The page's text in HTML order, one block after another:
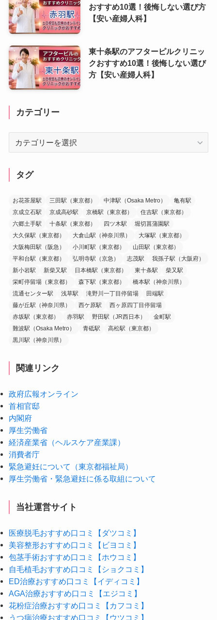
おすすめ10選！後悔しない選び方
【安い産婦人科】
東十条駅のアフターピルクリニッ
クおすすめ10選！後悔しない選び
方【安い産婦人科】
カテゴリー
タグ
お花茶屋駅 三田駅（東京都） 中津駅（Osaka Metro）
亀有駅
京成立石駅
京成高砂駅 京橋駅（東京都）
住吉駅（東京都）
六郷土手駅
十条駅（東京都） 四ツ木駅
堀切菖蒲園駅
大久保駅（東京都）
大倉山駅（神奈川県）
大塚駅（東京都）
大阪梅田駅（阪急）
小川町駅（東京都）
山田駅（東京都）
平和台駅（東京都）
弘明寺駅（京急） 志茂駅
我孫子駅（大阪府）
新小岩駅
新柴又駅 日本橋駅（東京都） 東十条駅
柴又駅
栄町停留場（東京都）
森下駅（東京都）
橋本駅（神奈川県）
流通センター駅
浅草駅 滝野川一丁目停留場
田端駅
藤が丘駅（神奈川県）
西ケ原駅
西ヶ原四丁目停留場
赤坂駅（東京都）
赤羽駅 野田駅（JR西日本）
金町駅
難波駅（Osaka Metro）
青砥駅
高松駅（東京都）
黒川駅（神奈川県）
関連リンク
政府広報オンライン
首相官邸
内閣府
厚生労働省
経済産業省（ヘルスケア産業課）
消費者庁
緊急避妊について（東京都福祉局）
厚生労働省・緊急避妊に係る取組について
当社運営サイト
医療脱毛おすすめ口コミ【ダツコミ】
美容整形おすすめ口コミ【ビヨコミ】
包茎手術おすすめ口コミ【ホウコミ】
自毛植毛おすすめ口コミ【ショクコミ】
ED治療おすすめ口コミ【イディコミ】
AGA治療おすすめ口コミ【エジコミ】
花粉症治療おすすめ口コミ【カフコミ】
うつ病治療おすすめ口コミ【ウツコミ】